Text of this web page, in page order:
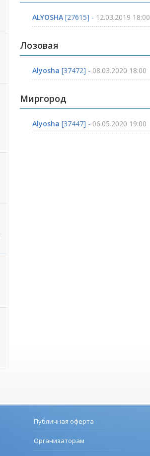
ALYOSHA [27615] - 12.03.2019 18:00
Лозовая
Alyosha [37472] - 08.03.2020 18:00
Миргород
Alyosha [37447] - 06.05.2020 19:00
Публичная оферта
Организаторам